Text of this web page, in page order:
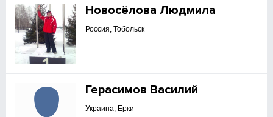
Новосёлова Людмила
Россия, Тобольск
Герасимов Василий
Украина, Ерки